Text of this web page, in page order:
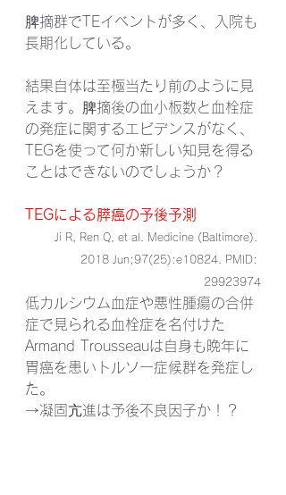
脾摘群でTEイベントが多く、入院も
長期化している。
結果自体は至極当たり前のように見
えます。脾摘後の血小板数と血栓症
の発症に関するエビデンスがなく、
TEGを使って何か新しい知見を得る
ことはできないのでしょうか？
TEGによる膵癌の予後予測
Ji R, Ren Q, et al. Medicine (Baltimore).
2018 Jun;97(25):e10824. PMID:
29923974
低カルシウム血症や悪性腫瘍の合併
症で見られる血栓症を名付けた
Armand Trousseauは自身も晩年に
胃癌を患いトルソー症候群を発症し
た。
→凝固亢進は予後不良因子か！？